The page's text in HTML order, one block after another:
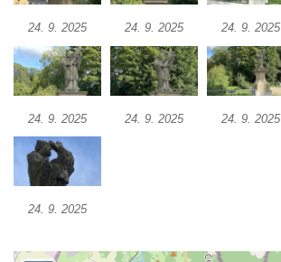
Pamětní deska arcibiskupa Micara ve
vstupu do poutního místa Římov
Plastika Koule v Gutenbergově ulici v
Liberci
Pamětní deska Vojtěcha Kocmicha na
domě čp. 37 v ulici Betlém v Římově
Socha svatého Jana Nepomuckého v
24. 9. 2025 24. 9. 2025 24. 9. 2025
24. 9. 2025 24. 9. 2025 24. 9. 2025
24. 9. 2025